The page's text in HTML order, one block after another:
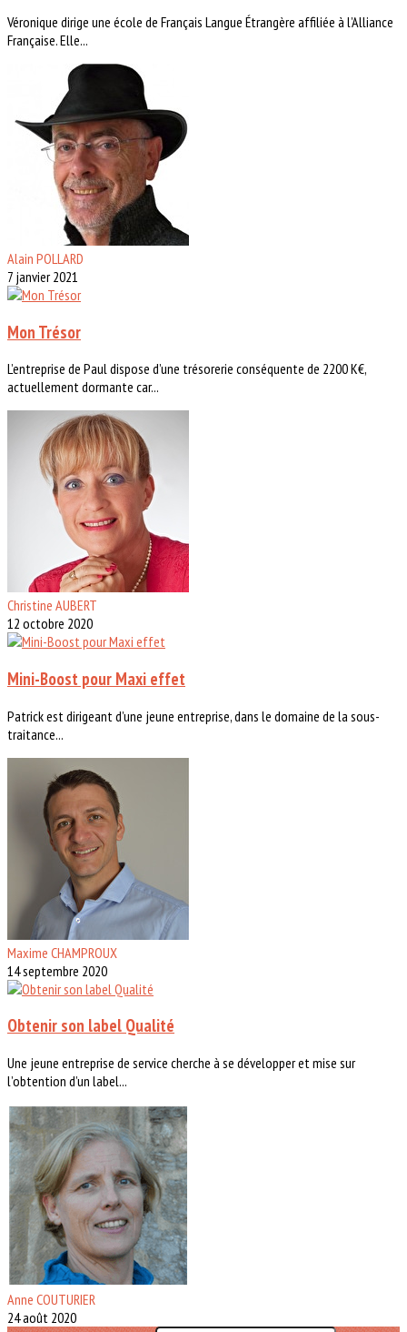
Véronique dirige une école de Français Langue Étrangère affiliée à l’Alliance
Française. Elle...
Alain POLLARD
7 janvier 2021
Mon Trésor
L’entreprise de Paul dispose d’une trésorerie conséquente de 2200 K€,
actuellement dormante car...
Christine AUBERT
12 octobre 2020
Mini-Boost pour Maxi effet
Patrick est dirigeant d’une jeune entreprise, dans le domaine de la sous-
traitance...
Maxime CHAMPROUX
14 septembre 2020
Obtenir son label Qualité
Une jeune entreprise de service cherche à se développer et mise sur
l’obtention d’un label...
Anne COUTURIER
24 août 2020